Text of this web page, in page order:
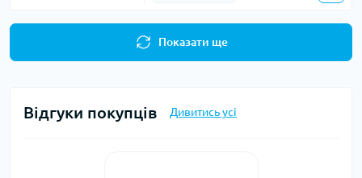
Показати ще
Відгуки покупців Дивитись усі